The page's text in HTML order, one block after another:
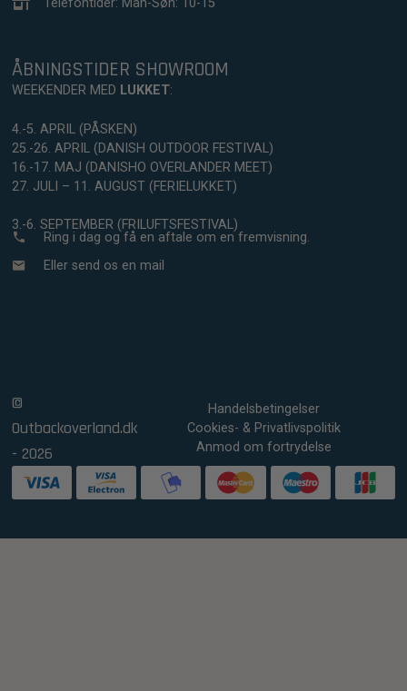
Telefontider: Man-Søn: 10-15
ÅBNINGSTIDER SHOWROOM
WEEKENDER MED LUKKET:
4.-5. APRIL (PÅSKEN)
25.-26. APRIL (DANISH OUTDOOR FESTIVAL)
16.-17. MAJ (DANISHO OVERLANDER MEET)
27. JULI – 11. AUGUST (FERIELUKKET)
3.-6. SEPTEMBER (FRILUFTSFESTIVAL)
Ring i dag og få en aftale om en fremvisning.
Eller send os en mail
©
Outbackoverland.dk
- 2026
Handelsbetingelser
Cookies- & Privatlivspolitik
Anmod om fortrydelse